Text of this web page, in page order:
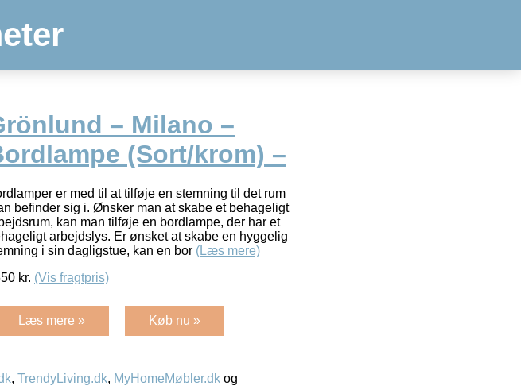
– Milano –
(Sort/krom) –
er med til at tilføje en stemning til det rum
befinder sig i. Ønsker man at skabe et behageligt
kan man tilføje en bordlampe, der har et
arbejdslys. Er ønsket at skabe en hyggelig
i sin dagligstue, kan en bor (Læs mere)
kr. (Vis fragtpris)
Læs mere » Køb nu »
, TrendyLiving.dk, MyHomeMøbler.dk og